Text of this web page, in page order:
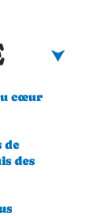
cœur
de
des